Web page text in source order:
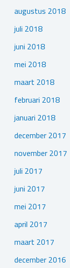
augustus 2018
juli 2018
juni 2018
mei 2018
maart 2018
februari 2018
januari 2018
december 2017
november 2017
juli 2017
juni 2017
mei 2017
april 2017
maart 2017
december 2016